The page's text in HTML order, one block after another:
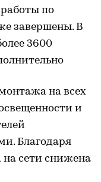
по
завершены. В
3600
на всех
и
Благодаря
на сети снижена